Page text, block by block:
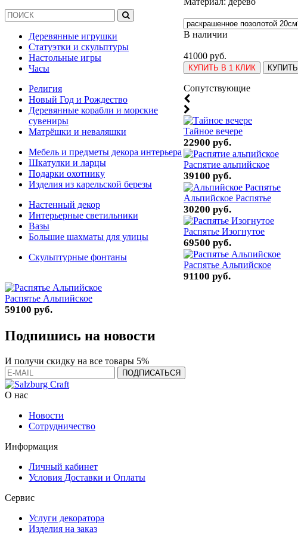
Деревянные игрушки
Статуэтки и скульптуры
Настольные игры
Часы
Религия
Новый Год и Рождество
Деревянные корабли и морские
сувениры
Матрёшки и неваляшки
Мебель и предметы декора интерьера
Шкатулки и ларцы
Подарки охотнику
Изделия из карельской березы
Настенный декор
Интерьерные светильники
Вазы
Большие шахматы для улицы
Скульптурные фонтаны
В наличии
41000 руб.
КУПИТЬ В 1 КЛИК КУПИТЬ
Cопутствующие
Тайное вечере
22900 руб.
Распятие альпийское
39100 руб.
Альпийское Распятье
30200 руб.
Распятье Изогнутое
69500 руб.
Распятье Альпийское
91100 руб.
Распятье Альпийское
59100 руб.
Подпишись на новости
И получи скидку на все товары 5%
О нас
Новости
Сотрудничество
Информация
Личный кабинет
Условия Доставки и Оплаты
Сервис
Услуги декоратора
Изделия на заказ